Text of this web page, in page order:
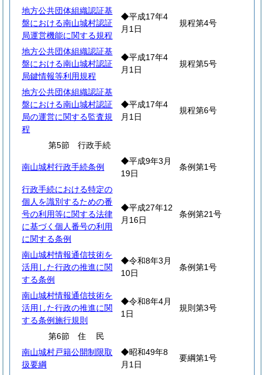
地方公共団体組織認証基
盤における南山城村認証
局運営機能に関する規程
◆平成17年4
月1日
規程第4号
地方公共団体組織認証基
盤における南山城村認証
局鍵情報等利用規程
◆平成17年4
月1日
規程第5号
地方公共団体組織認証基
盤における南山城村認証
局の運営に関する監査規
程
◆平成17年4
月1日
規程第6号
第5節 行政手続
南山城村行政手続条例
◆平成9年3月
19日
条例第1号
行政手続における特定の
個人を識別するための番
号の利用等に関する法律
に基づく個人番号の利用
に関する条例
◆平成27年12
月16日
条例第21号
南山城村情報通信技術を
活用した行政の推進に関
する条例
◆令和8年3月
10日
条例第1号
南山城村情報通信技術を
活用した行政の推進に関
する条例施行規則
◆令和8年4月
1日
規則第3号
第6節 住
民
南山城村戸籍公開制限取
扱要綱
◆昭和49年8
月1日
要綱第1号